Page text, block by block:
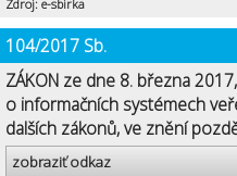
Zdroj: e-sbirka
104/2017 Sb.
ZÁKON ze dne 8. března
o informačních systémech
dalších zákonů, ve znění
zobraziť odkaz